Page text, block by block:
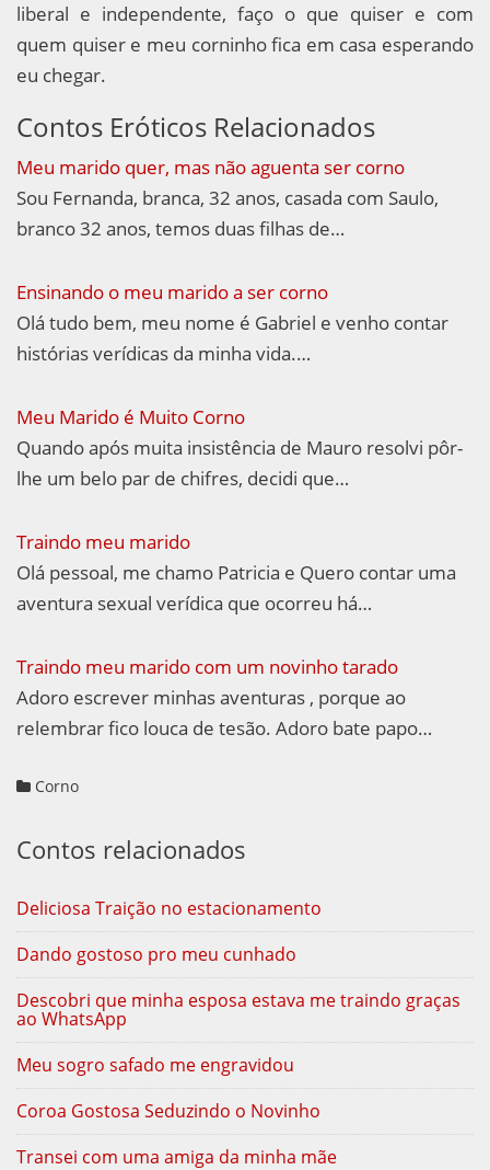
liberal e independente, faço o que quiser e com
quem quiser e meu corninho fica em casa esperando
eu chegar.
Contos Eróticos Relacionados
Meu marido quer, mas não aguenta ser corno
Sou Fernanda, branca, 32 anos, casada com Saulo,
branco 32 anos, temos duas filhas de…
Ensinando o meu marido a ser corno
Olá tudo bem, meu nome é Gabriel e venho contar
histórias verídicas da minha vida.…
Meu Marido é Muito Corno
Quando após muita insistência de Mauro resolvi pôr-
lhe um belo par de chifres, decidi que…
Traindo meu marido
Olá pessoal, me chamo Patricia e Quero contar uma
aventura sexual verídica que ocorreu há…
Traindo meu marido com um novinho tarado
Adoro escrever minhas aventuras , porque ao
relembrar fico louca de tesão. Adoro bate papo…
Corno
Contos relacionados
Deliciosa Traição no estacionamento
Dando gostoso pro meu cunhado
Descobri que minha esposa estava me traindo graças
ao WhatsApp
Meu sogro safado me engravidou
Coroa Gostosa Seduzindo o Novinho
Transei com uma amiga da minha mãe